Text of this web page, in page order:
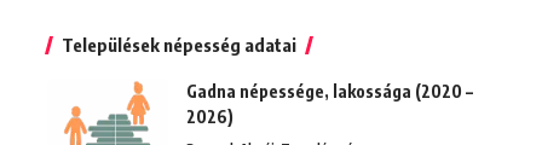
Települések népesség adatai
Gadna népessége, lakossága (2020 –
2026)